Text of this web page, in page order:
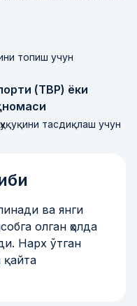
топиш учун
(ТВР) ёки
тасдиқлаш учун
ва янги
олган ҳолда
Нарх ўтган
қайта